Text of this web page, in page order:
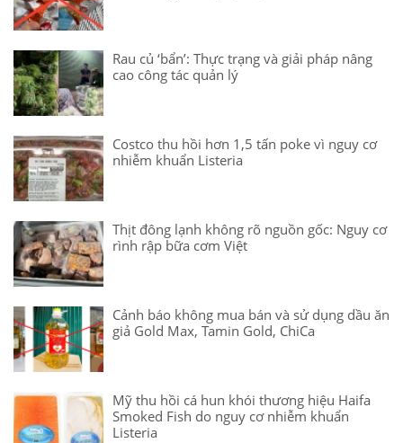
Rau củ ‘bẩn’: Thực trạng và giải pháp nâng
cao công tác quản lý
Costco thu hồi hơn 1,5 tấn poke vì nguy cơ
nhiễm khuẩn Listeria
Thịt đông lạnh không rõ nguồn gốc: Nguy cơ
rình rập bữa cơm Việt
Cảnh báo không mua bán và sử dụng dầu ăn
giả Gold Max, Tamin Gold, ChiCa
Mỹ thu hồi cá hun khói thương hiệu Haifa
Smoked Fish do nguy cơ nhiễm khuẩn
Listeria